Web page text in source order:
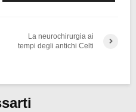
La neurochirurgia ai
tempi degli antichi Celti